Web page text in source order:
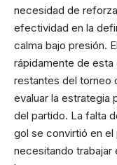
necesidad de
efectividad en la
calma bajo presión.
rápidamente de
restantes del torneo
evaluar la estrategia
del partido. La falta
gol se convirtió en
necesitando trabajar